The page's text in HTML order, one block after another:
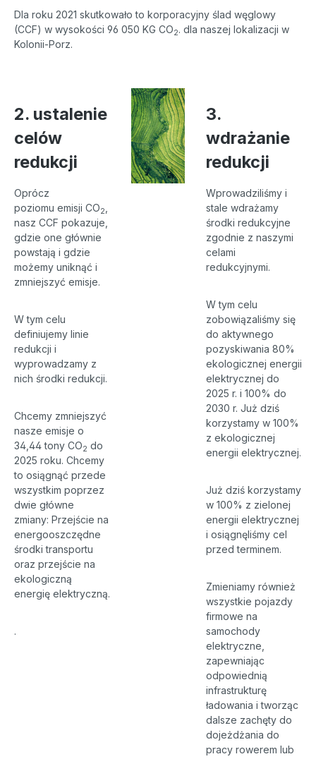
Dla roku 2021 skutkowało to korporacyjny ślad węglowy
(CCF) w wysokości 96 050 KG CO2. dla naszej lokalizacji w
Kolonii-Porz.
2. ustalenie
celów
redukcji
Oprócz
poziomu emisji CO2
nasz CCF pokazuje,
gdzie one głównie
powstają i gdzie
możemy uniknąć i
zmniejszyć emisje.
W tym celu
definiujemy linie
redukcji i
wyprowadzamy z
nich środki redukcji.
Chcemy zmniejszyć
nasze emisje o
34,44 tony CO2 do
2025 roku. Chcemy
to osiągnąć przede
wszystkim poprzez
dwie główne
zmiany: Przejście na
energooszczędne
środki transportu
oraz przejście na
ekologiczną
energię elektryczną.
.
3.
wdrażanie
redukcji
Wprowadziliśmy i
stale wdrażamy
środki redukcyjne
zgodnie z naszymi
celami
redukcyjnymi.
W tym celu
zobowiązaliśmy się
do aktywnego
pozyskiwania 80%
ekologicznej energii
elektrycznej do
2025 r. i 100% do
2030 r. Już dziś
korzystamy w 100%
z ekologicznej
energii elektrycznej.
Już dziś korzystamy
w 100% z zielonej
energii elektrycznej
i osiągnęliśmy cel
przed terminem.
Zmieniamy również
wszystkie pojazdy
firmowe na
samochody
elektryczne,
zapewniając
odpowiednią
infrastrukturę
ładowania i tworząc
dalsze zachęty do
dojeżdżania do
pracy rowerem lub